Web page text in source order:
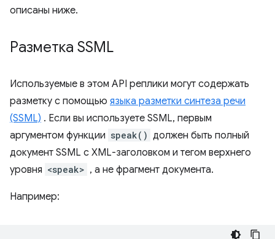
описаны ниже.
Разметка SSML
Используемые в этом API реплики могут содержать
разметку с помощью языка разметки синтеза речи
(SSML) . Если вы используете SSML, первым
аргументом функции speak() должен быть полный
документ SSML с XML-заголовком и тегом верхнего
уровня <speak> , а не фрагмент документа.
Например: